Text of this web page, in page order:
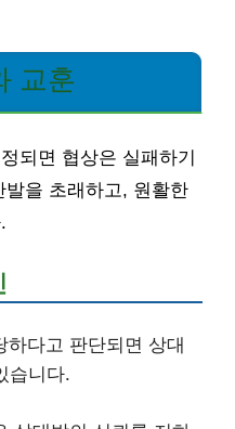
교훈
되면 협상은 실패하기
을 초래하고, 원활한
하다고 판단되면 상대
습니다.